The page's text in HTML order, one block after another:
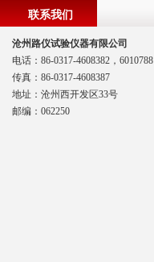
联系我们
沧州路仪试验仪器有限公司
电话：86-0317-4608382，6010788
传真：86-0317-4608387
地址：沧州西开发区33号
邮编：062250